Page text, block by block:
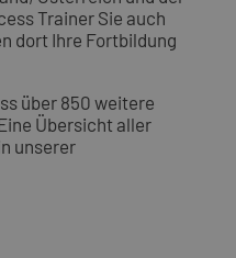
Trainer Sie auch
dort Ihre Fortbildung
über 850 weitere
Übersicht aller
unserer